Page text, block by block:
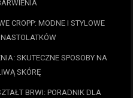
CROPP: MODNE I STYLOWE
SKUTECZNE SPOSOBY NA
SKÓRĘ
BRWI: PORADNIK DLA